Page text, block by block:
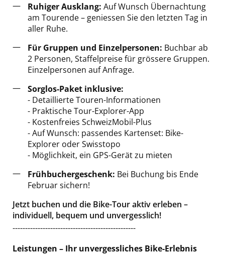
Ruhiger Ausklang: Auf Wunsch Übernachtung
am Tourende – geniessen Sie den letzten Tag in
aller Ruhe.
Für Gruppen und Einzelpersonen: Buchbar ab
2 Personen, Staffelpreise für grössere Gruppen.
Einzelpersonen auf Anfrage.
Sorglos-Paket inklusive:
- Detaillierte Touren-Informationen
- Praktische Tour-Explorer-App
- Kostenfreies SchweizMobil-Plus
- Auf Wunsch: passendes Kartenset: Bike-
Explorer oder Swisstopo
- Möglichkeit, ein GPS-Gerät zu mieten
Frühbuchergeschenk: Bei Buchung bis Ende
Februar sichern!
Jetzt buchen und die Bike-Tour aktiv erleben –
individuell, bequem und unvergesslich!
-------------------------------------------------
Leistungen – Ihr unvergessliches Bike-Erlebnis